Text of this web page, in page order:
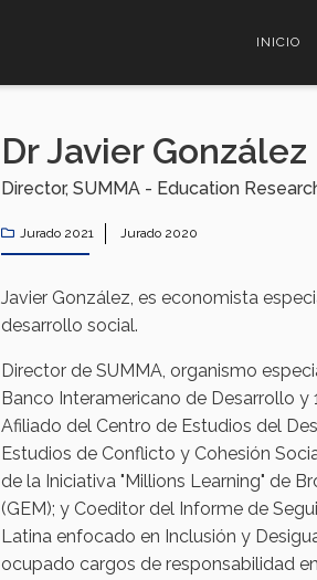
INICIO
Dr Javier González
Director, SUMMA - Education
Jurado 2021 Jurado 2020
Javier González, es economista
desarrollo social.
Director de SUMMA, organismo
Banco Interamericano de Desarrollo
Afiliado del Centro de Estudios del
Estudios de Conflicto y Cohesión
de la Iniciativa "Millions Learning" de
(GEM); y Coeditor del Informe de
Latina enfocado en Inclusión y
ocupado cargos de responsabilidad